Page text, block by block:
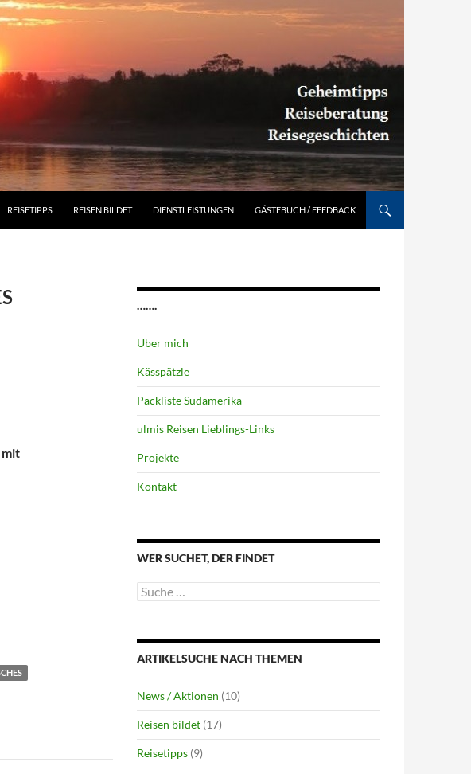
Südamerika individuell entdecken: Geheimtipps, Reiseberatung, Reisegeschichten
REISETIPPS REISEN BILDET DIENSTLEISTUNGEN GÄSTEBUCH / FEEDBACK
mit
…….
Über mich
Kässpätzle
Packliste Südamerika
ulmis Reisen Lieblings-Links
Projekte
Kontakt
WER SUCHET, DER FINDET
Suche
nach:
ARTIKELSUCHE NACH THEMEN
News / Aktionen (10)
Reisen bildet (17)
Reisetipps (9)